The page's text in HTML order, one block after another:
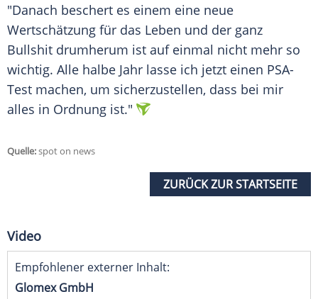
"Danach beschert es einem eine neue
Wertschätzung für das Leben und der ganz
Bullshit drumherum ist auf einmal nicht mehr so
wichtig. Alle halbe Jahr lasse ich jetzt einen PSA-
Test machen, um sicherzustellen, dass bei mir
alles in Ordnung ist."
Quelle:spot on news
ZURÜCK ZUR STARTSEITE
Video
Empfohlener externer Inhalt:
Glomex GmbH